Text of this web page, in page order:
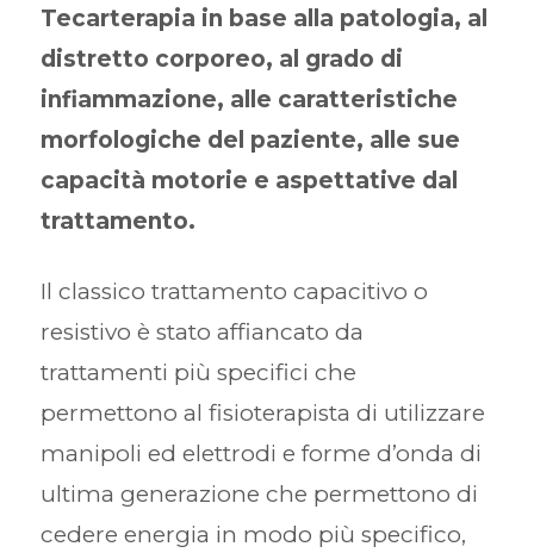
Tecarterapia in base alla patologia, al
distretto corporeo, al grado di
infiammazione, alle caratteristiche
morfologiche del paziente, alle sue
capacità motorie e aspettative dal
trattamento.
Il classico trattamento capacitivo o
resistivo è stato affiancato da
trattamenti più specifici che
permettono al fisioterapista di utilizzare
manipoli ed elettrodi e forme d’onda di
ultima generazione che permettono di
cedere energia in modo più specifico,